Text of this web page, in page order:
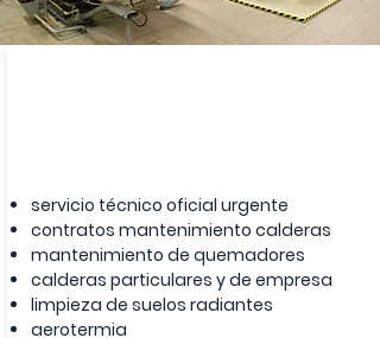
servicio técnico oficial urgente
contratos mantenimiento calderas
mantenimiento de quemadores
calderas particulares y de empresa
limpieza de suelos radiantes
aerotermia